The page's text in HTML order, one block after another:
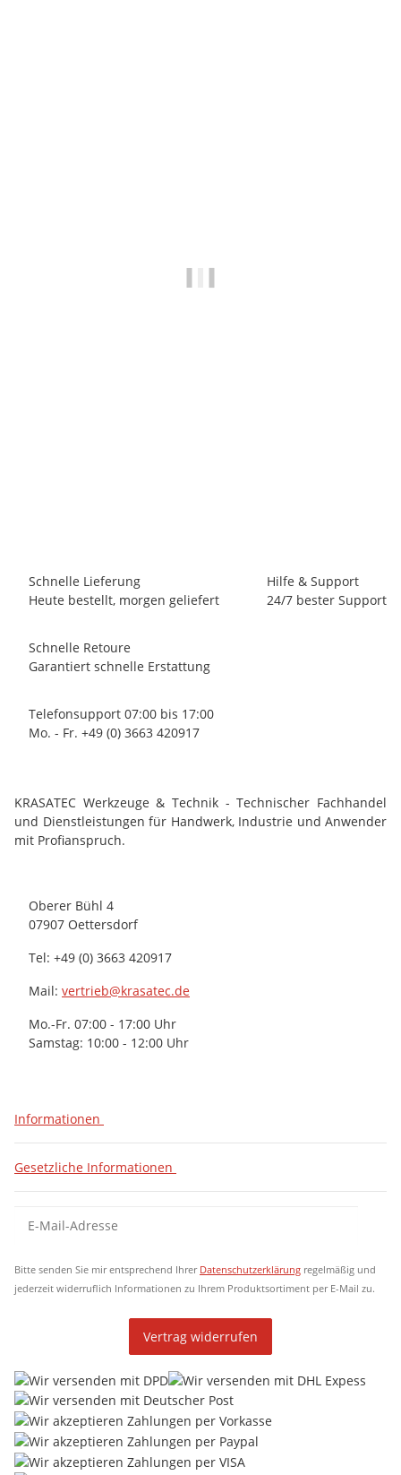
Schnelle Lieferung
Heute bestellt, morgen geliefert
Hilfe & Support
24/7 bester Support
Schnelle Retoure
Garantiert schnelle Erstattung
Telefonsupport 07:00 bis 17:00
Mo. - Fr. +49 (0) 3663 420917
KRASATEC Werkzeuge & Technik - Technischer Fachhandel
und Dienstleistungen für Handwerk, Industrie und Anwender
mit Profianspruch.
Oberer Bühl 4
07907 Oettersdorf
Tel: +49 (0) 3663 420917
Mail: vertrieb@krasatec.de
Mo.-Fr. 07:00 - 17:00 Uhr
Samstag: 10:00 - 12:00 Uhr
Informationen
Gesetzliche Informationen
Newsletter Abonnieren
Bitte senden Sie mir entsprechend Ihrer Datenschutzerklärung regelmäßig und
jederzeit widerruflich Informationen zu Ihrem Produktsortiment per E-Mail zu.
Vertrag widerrufen